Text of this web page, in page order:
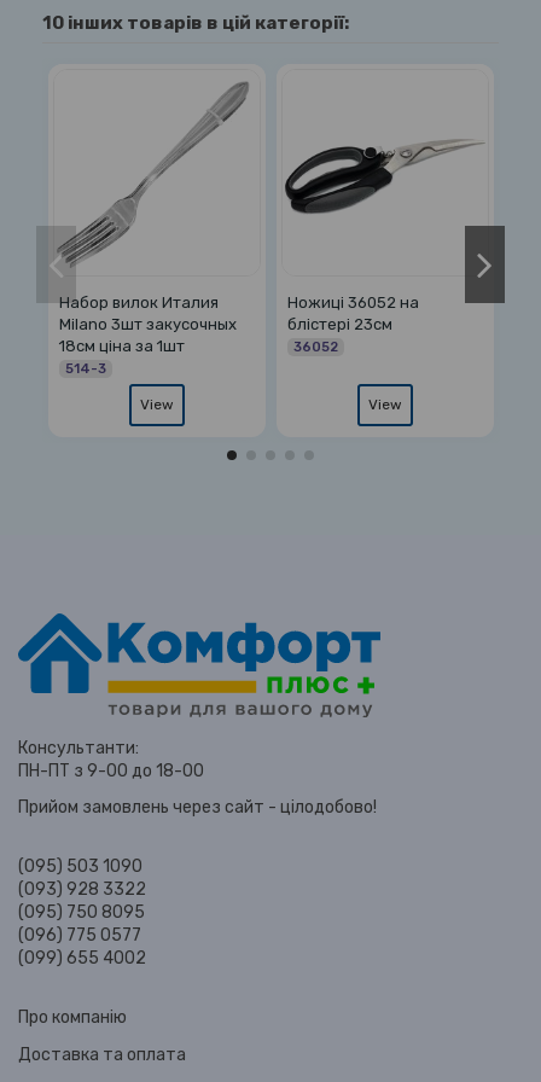
10 інших товарів в цій категорії:
Ножиці 36052 на
блістері 23см
36052
Столова ложка 1431
позолочені гілочки
14316
Консультанти:
ПН-ПТ з 9-00 до 18-00
Прийом замовлень через сайт - цілодобово!
(095) 503 1090
(093) 928 3322
(095) 750 8095
(096) 775 0577
(099) 655 4002
Про компанію
Доставка та оплата